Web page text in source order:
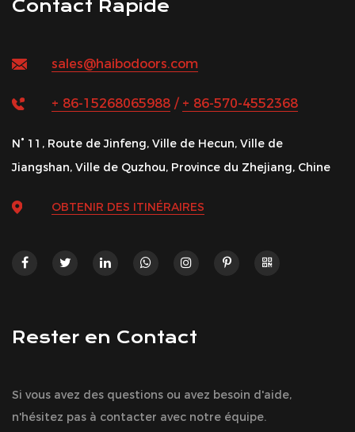
Contact Rapide
sales@haibodoors.com
+ 86-15268065988 / + 86-570-4552368
N° 11, Route de Jinfeng, Ville de Hecun, Ville de
Jiangshan, Ville de Quzhou, Province du Zhejiang, Chine
OBTENIR DES ITINÉRAIRES
Rester en Contact
Si vous avez des questions ou avez besoin d'aide,
n'hésitez pas à contacter avec notre équipe.